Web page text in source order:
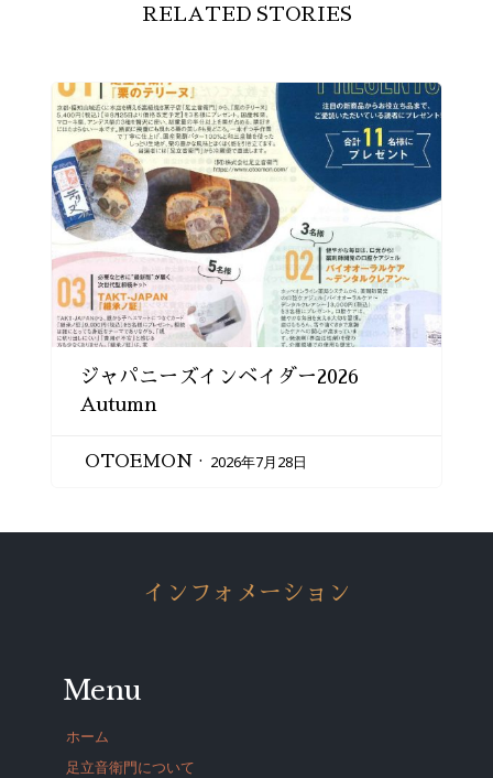
RELATED STORIES
ジャパニーズインベイダー2026
Autumn
OTOEMON 2026年7月28日
インフォメーション
Menu
ホーム
足立音衛門について